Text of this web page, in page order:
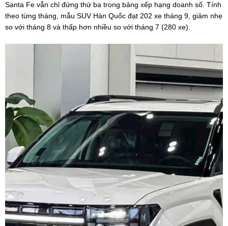
Santa Fe vẫn chỉ đứng thứ ba trong bảng xếp hạng doanh số. Tính
theo từng tháng, mẫu SUV Hàn Quốc đạt 202 xe tháng 9, giảm nhẹ
so với tháng 8 và thấp hơn nhiều so với tháng 7 (280 xe).